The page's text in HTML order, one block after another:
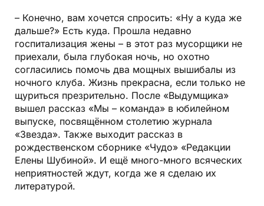
– Конечно, вам хочется спросить: «Ну а куда же
дальше?» Есть куда. Прошла недавно
госпитализация жены – в этот раз мусорщики не
приехали, была глубокая ночь, но охотно
согласились помочь два мощных вышибалы из
ночного клуба. Жизнь прекрасна, если только не
щуриться презрительно. После «Выдумщика»
вышел рассказ «Мы – команда» в юбилейном
выпуске, посвящённом столетию журнала
«Звезда». Также выходит рассказ в
рождественском сборнике «Чудо» «Редакции
Елены Шубиной». И ещё много-много всяческих
неприятностей ждут, когда же я сделаю их
литературой.